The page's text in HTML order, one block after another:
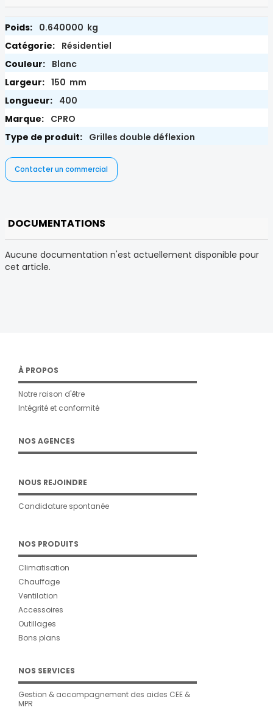
0.640000 kg
Résidentiel
Blanc
150 mm
400
CPRO
Grilles double déflexion
Contacter un commercial
DOCUMENTATIONS
Aucune documentation n'est actuellement disponible pour
cet article.
À PROPOS
Notre raison d'être
Intégrité et conformité
NOS AGENCES
NOUS REJOINDRE
Candidature spontanée
NOS PRODUITS
Climatisation
Chauffage
Ventilation
Accessoires
Outillages
Bons plans
NOS SERVICES
Gestion & accompagnement des aides CEE &
MPR